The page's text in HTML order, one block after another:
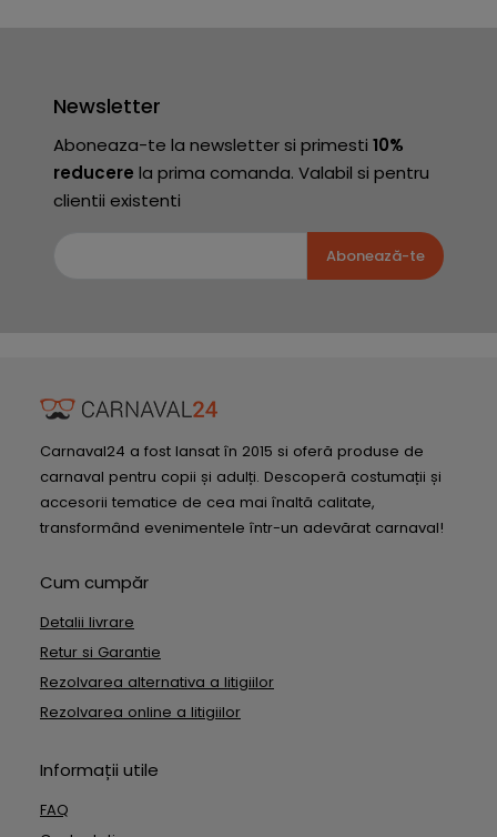
Newsletter
Aboneaza-te la newsletter si primesti 10%
reducere la prima comanda. Valabil si pentru
clientii existenti
Abonează-te
Carnaval24 a fost lansat în 2015 si oferă produse de
carnaval pentru copii și adulți. Descoperă costumații și
accesorii tematice de cea mai înaltă calitate,
transformând evenimentele într-un adevărat carnaval!
Cum cumpăr
Detalii livrare
Retur si Garantie
Rezolvarea alternativa a litigiilor
Rezolvarea online a litigiilor
Informații utile
FAQ